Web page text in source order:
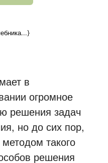
}
в
огромное
решения задач
но до сих пор,
такого
решения